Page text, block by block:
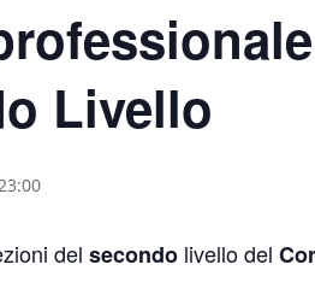
Livello
delsecondo livello del